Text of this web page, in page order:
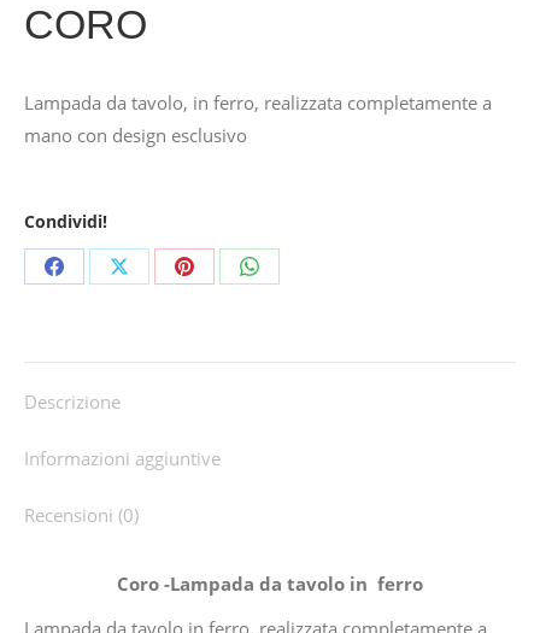
CORO
Lampada da tavolo, in ferro, realizzata completamente a
mano con design esclusivo
Condividi!
Share
Facebook
Share
X
Share
Pinterest
Share
WhatsApp
Descrizione
Informazioni aggiuntive
Recensioni (0)
Coro -Lampada da tavolo in ferro
Lampada da tavolo in ferro, realizzata completamente a